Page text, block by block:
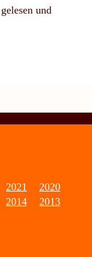
gelesen und
2021
2020
2014
2013